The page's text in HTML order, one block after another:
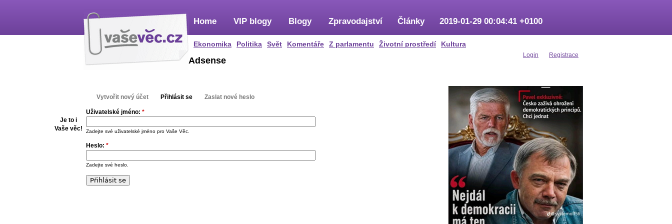
Home
Ekonomika Politika Svět Komentáře Z parlamentu Životní prostředí Kultura
VIP blogy Blogy Zpravodajství Články 2019-01-29 00:04:41 +0100
Login Registrace
Je to i
Vaše věc!
Adsense
Vytvořit nový účet Přihlásit se Zaslat nové heslo
Uživatelské jméno: *
Zadejte své uživatelské jméno pro Vaše Věc.
Heslo: *
Zadejte své heslo.